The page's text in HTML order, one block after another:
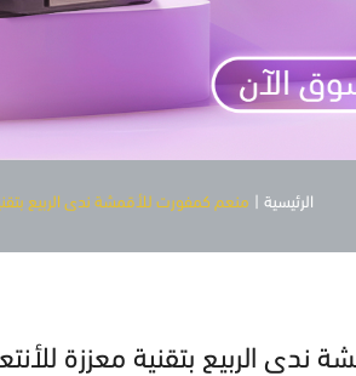
الرئيسية | منعم كمفورت للأقمشة ندى الربيع بتقنية
الربيع بتقنية معززة للأنتعاش